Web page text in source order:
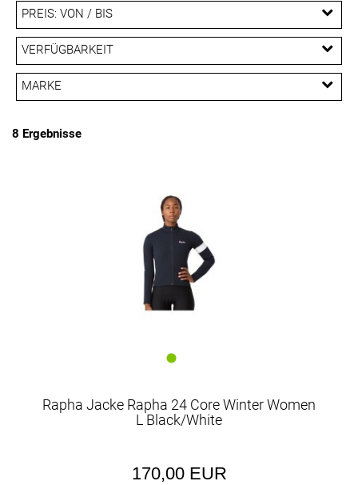
PREIS: VON / BIS
EUR
EUR
PREISFILTER ANWENDEN
VERFÜGBARKEIT
MARKE
8 Ergebnisse
Rapha Jacke Rapha 24 Core Winter Women
L Black/White
170,00 EUR